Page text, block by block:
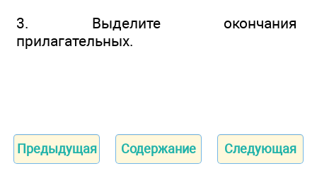
3. Выделите окончания
прилагательных.
Предыдущая Содержание Следующая